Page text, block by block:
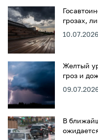
грозах,
Желтый
гроз и
В